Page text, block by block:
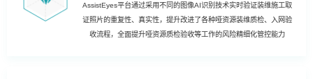
AssistEyes平台通过采用不同的图像AI识别技术实时验证装维施工取
证照片的重复性、真实性，提升改进了各种哑资源装维质检、入网验
收流程，全面提升哑资源质检验收等工作的风险精细化管控能力